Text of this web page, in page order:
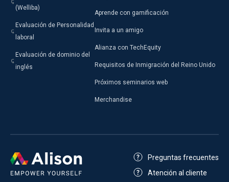
(Welliba)
Evaluación de Personalidad
laboral
Evaluación de dominio del
inglés
Aprende con gamificación
Invita a un amigo
Alianza con TechEquity
Requisitos de Inmigración del Reino Unido
Próximos seminarios web
Merchandise
Preguntas frecuentes
Atención al cliente